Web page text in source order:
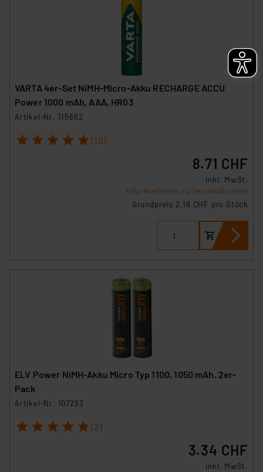
VARTA 4er-Set NiMH-Micro-Akku RECHARGE ACCU
Power 1000 mAh, AAA, HR03
Artikel-Nr. 115662
1 2 3 4 5 (10)
8.71 CHF
inkl. MwSt.
Informationen zu Versandkosten
Grundpreis 2.18 CHF pro Stück
ELV Power NiMH-Akku Micro Typ 1100, 1050 mAh, 2er-
Pack
Artikel-Nr. 107293
1 2 3 4 5 (2)
3.34 CHF
inkl. MwSt.